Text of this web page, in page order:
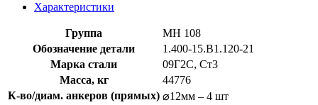
Характеристики
Группа
МН 108
Обозначение детали
1.400-15.B1.120-21
Марка стали
09Г2С, Ст3
Масса, кг
44776
К-во/диам. анкеров (прямых) ⌀12мм – 4 шт